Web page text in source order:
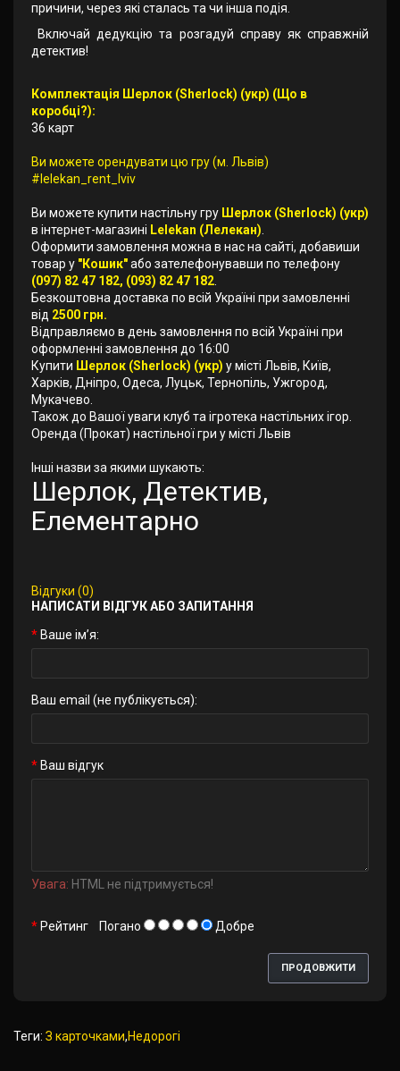
причини, через які сталась та чи інша подія.
Включай дедукцію та розгадуй справу як справжній
детектив!
Комплектація Шерлок (Sherlock) (укр) (Що в
коробці?):
36 карт
Ви можете орендувати цю гру (м. Львів)
#lelekan_rent_lviv
Ви можете купити настільну гру Шерлок (Sherlock) (укр)
в інтернет-магазині Lelekan (Лелекан)
Оформити замовлення можна в нас на сайті, добавиши
товар у "Кошик"або зателефонувавши по телефону
(097) 82 47 182, (093) 82 47 182
Безкоштовна доставка по всій Україні при замовленні
від 2500 грн.
Відправляємо в день замовлення по всій Україні при
оформленні замовлення до 16:00
Купити Шерлок (Sherlock) (укр) у місті Львів, Київ,
Харків, Дніпро, Одеса, Луцьк, Тернопіль, Ужгород,
Мукачево.
Також до Вашої уваги клуб та ігротека настільних ігор.
Оренда (Прокат) настільної гри у місті Львів
Інші назви за якими шукають:
Шерлок, Детектив,
Елементарно
Відгуки (0)
НАПИСАТИ ВІДГУК АБО ЗАПИТАННЯ
Ваше ім’я:
Ваш email (не публікується):
Ваш відгук
Увага: HTML не підтримується!
Рейтинг Погано Добре
ПРОДОВЖИТИ
Теги: З карточками,Недорогі